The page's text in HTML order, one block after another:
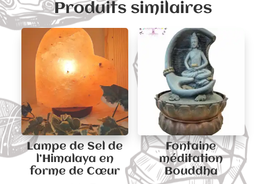
Produits similaires
Lampe de Sel de
l’Himalaya en
forme de Cœur
Fontaine
méditation
Bouddha